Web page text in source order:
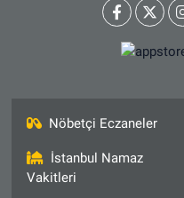
Nöbetçi Eczaneler
İstanbul Namaz
Vakitleri